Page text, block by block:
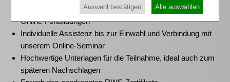
Für alle Endgeräte kompatible und browserbasierte
Online-Fortbildungen
Individuelle Assistenz bis zur Einwahl und Verbindung mit
unserem Online-Seminar
Hochwertige Unterlagen für die Teilnahme, ideal auch zum
späteren Nachschlagen
Auswahl bestätigen Alle auswählen